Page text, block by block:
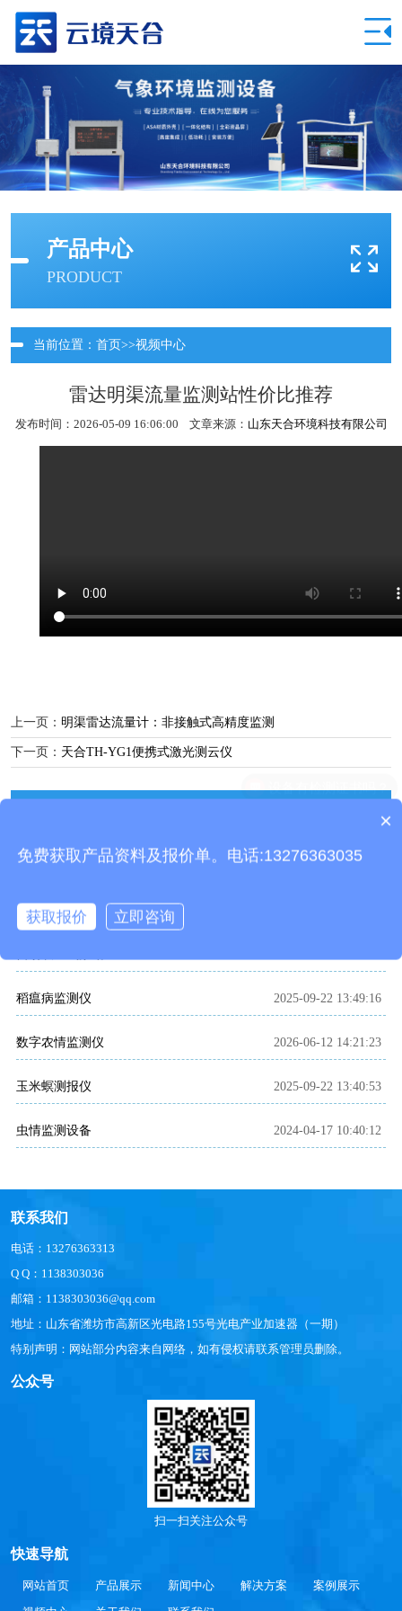
产品中心
PRODUCT
当前位置： 首页>>视频中心
雷达明渠流量监测站性价比推荐
发布时间：2026-05-09 16:06:00 文章来源： 山东天合环境科技有限公司
上一页： 明渠雷达流量计：非接触式高精度监测
下一页： 天合TH-YG1便携式激光测云仪
玉米大斑病在线监测系统
稻瘟病监测仪 2025-09-22 13:49:16
数字农情监测仪 2026-06-12 14:21:23
玉米螟测报仪 2025-09-22 13:40:53
虫情监测设备 2024-04-17 10:40:12
联系我们
电话：13276363313
Q Q：1138303036
邮箱：1138303036@qq.com
地址：山东省潍坊市高新区光电路155号光电产业加速器（一期）
特别声明：网站部分内容来自网络，如有侵权请联系管理员删除。
公众号
扫一扫关注公众号
快速导航
网站首页 产品展示 新闻中心 解决方案
案例展示
产品包含安装吗？
×
免费获取产品资料及报价单。电话:13276363035
获取报价 立即咨询